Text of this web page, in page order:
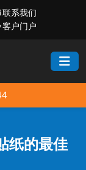
联系我们
客户门户
纸的最佳